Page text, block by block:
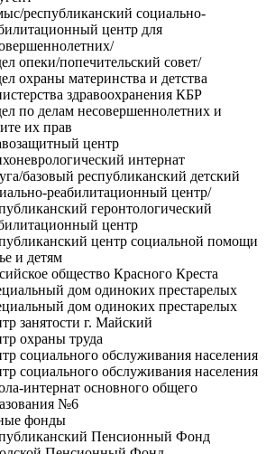
республиканский социально-
центр для
опеки/попечительский совет/
охраны материнства и детства
здравоохранения КБР
по делам несовершеннолетних и
их прав
центр
интернат
базовый республиканский детский
реабилитационный центр/
геронтологический
центр
центр социальной помощи
и детям
общество Красного Креста
дом одиноких престарелых
дом одиноких престарелых
занятости г. Майский
охраны труда
социального обслуживания населения
социального обслуживания населения
интернат основного общего
№6
фонды
Пенсионный Фонд